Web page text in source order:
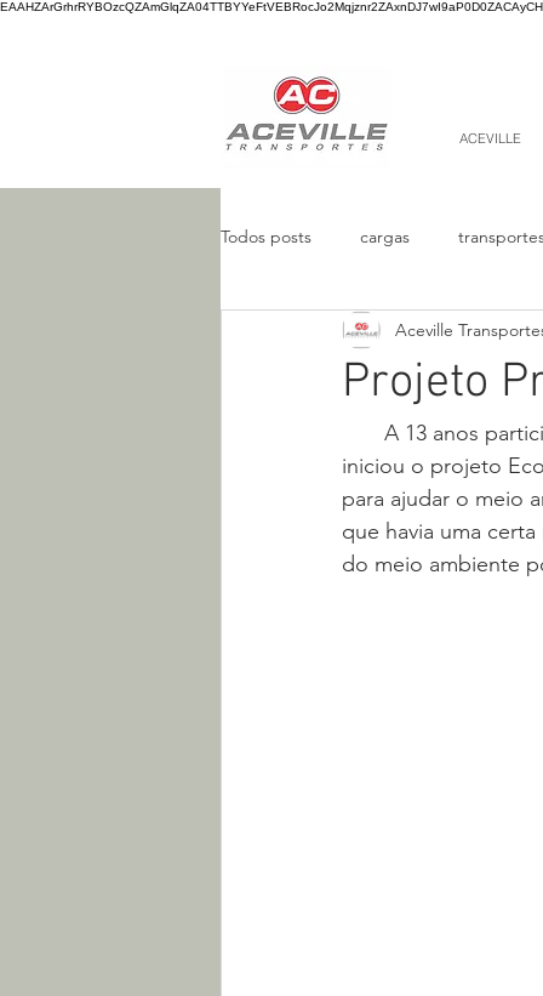
ACEVILLE
Todos posts cargas
fracionada caminhão
Projeto
Aceville
iniciou o projeto
para ajudar o meio
que havia uma
do meio ambiente